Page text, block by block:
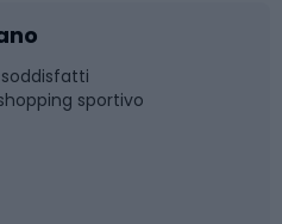
sportivo